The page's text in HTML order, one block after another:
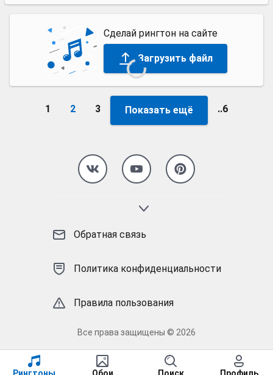
Сделай рингтон на сайте
Загрузить файл
1 2 3 Показать ещё ..6
Обратная связь
Политика конфиденциальности
Правила пользования
Все права защищены © 2026